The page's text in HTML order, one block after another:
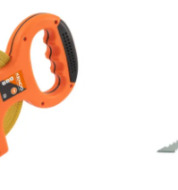
wishlist